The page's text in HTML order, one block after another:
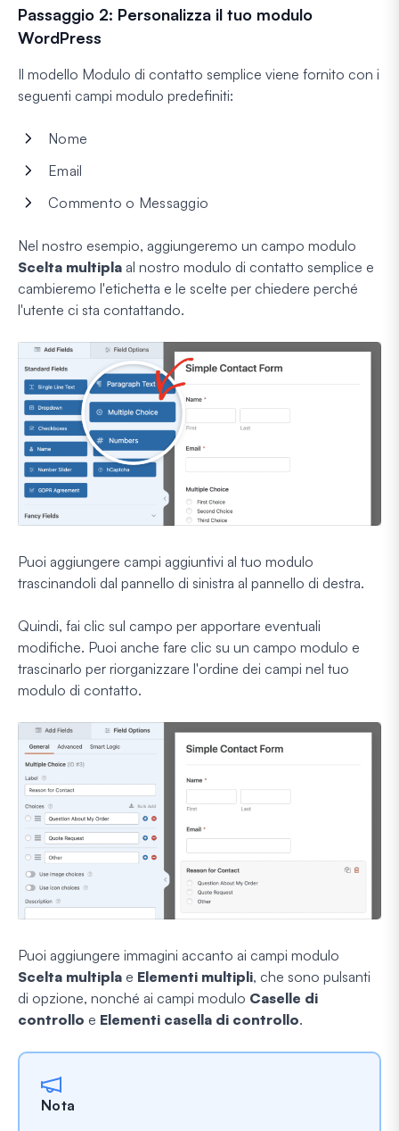
Passaggio 2: Personalizza il tuo modulo
WordPress
Il modello Modulo di contatto semplice viene fornito con i
seguenti campi modulo predefiniti:
Nome
Email
Commento o Messaggio
Nel nostro esempio, aggiungeremo un campo modulo
Scelta multipla al nostro modulo di contatto semplice e
cambieremo l'etichetta e le scelte per chiedere perché
l'utente ci sta contattando.
Puoi aggiungere campi aggiuntivi al tuo modulo
trascinandoli dal pannello di sinistra al pannello di destra.
Quindi, fai clic sul campo per apportare eventuali
modifiche. Puoi anche fare clic su un campo modulo e
trascinarlo per riorganizzare l'ordine dei campi nel tuo
modulo di contatto.
Puoi aggiungere immagini accanto ai campi modulo
Scelta multipla e Elementi multipli, che sono pulsanti
di opzione, nonché ai campi modulo Caselle di
controllo e Elementi casella di controllo.
Nota